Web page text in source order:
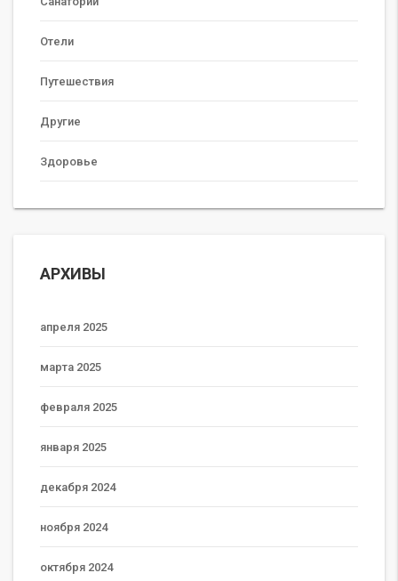
Отели
Путешествия
Другие
Здоровье
АРХИВЫ
апреля 2025
марта 2025
февраля 2025
января 2025
декабря 2024
ноября 2024
октября 2024